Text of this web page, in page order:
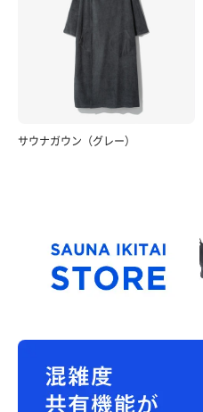
サウナガウン（グレー）